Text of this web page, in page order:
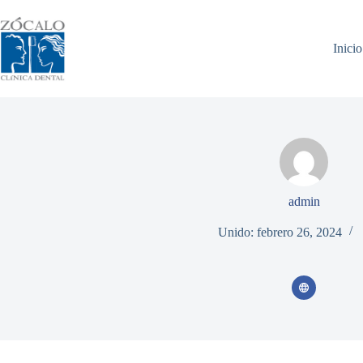
al
contenido
Inicio
admin
Unido: febrero 26, 2024